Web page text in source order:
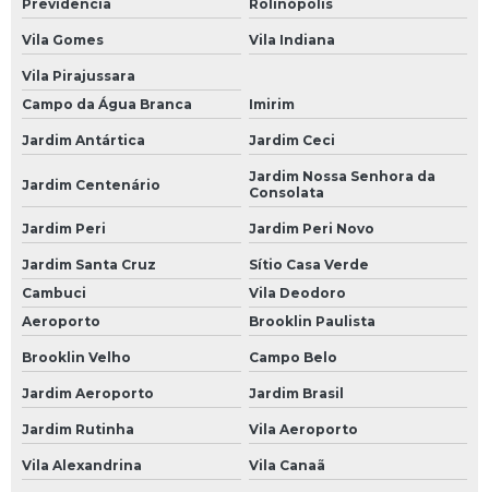
Bateria Carro 60ah
Bateria Carro Moura
Bateria de Carro
Bateria de Carro 45
Bateria de Carro 60
Bateria de Carro 60 Ah
Bateria de Carro 60 Amp
Bateria de Carro 60 Amperes
Bateria de Carro 60a
Bateria de Carro 60ah
Previdência Rolinópolis
Vila Gomes Vila Indiana
Vila Pirajussara
Campo da Água Branca
Imirim
Jardim Antártica Jardim Ceci
Jardim Centenário
Jardim Nossa Senhora da
Consolata
Jardim Peri Jardim Peri Novo
Jardim Santa Cruz
Sítio Casa Verde
Cambuci
Vila Deodoro
Aeroporto
Brooklin Paulista
Brooklin Velho Campo Belo
Jardim Aeroporto Jardim Brasil
Jardim Rutinha Vila Aeroporto
Vila Alexandrina Vila Canaã